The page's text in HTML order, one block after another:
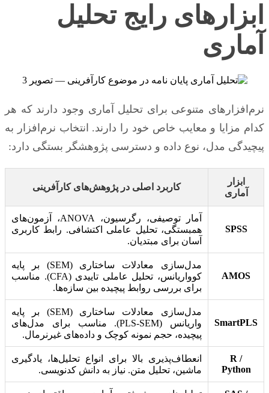
ابزارهای رایج تحلیل
آماری
نرم‌افزارهای متنوعی برای تحلیل آماری وجود دارند که هر
کدام مزایا و معایب خاص خود را دارند. انتخاب نرم‌افزار به
پیچیدگی مدل، نوع داده و دسترسی پژوهشگر بستگی دارد:
ابزار
آماری
کاربرد اصلی در پژوهش‌های کارآفرینی
SPSS
آمار توصیفی، رگرسیون، ANOVA، آزمون‌های
همبستگی، تحلیل عاملی اکتشافی. رابط کاربری
آسان برای مبتدیان.
AMOS
مدل‌سازی معادلات ساختاری (SEM) بر پایه
کوواریانس، تحلیل عاملی تاییدی (CFA). مناسب
برای بررسی روابط پیچیده بین سازه‌ها.
SmartPLS
مدل‌سازی معادلات ساختاری (SEM) بر پایه
واریانس (PLS-SEM). مناسب برای مدل‌های
پیچیده، حجم نمونه کوچک و داده‌های غیرنرمال.
R /
Python
انعطاف‌پذیری بالا برای انواع تحلیل‌ها، یادگیری
ماشین، تحلیل متن. نیاز به دانش کدنویسی.